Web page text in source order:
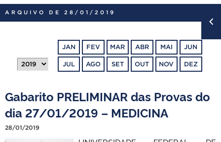
EDITAIS
INTERNACIONAL
TELEFONES
ARQUIVO DE 28/01/2019
JAN FEV MAR ABR MAI JUN
JUL AGO SET OUT NOV DEZ
Gabarito PRELIMINAR das Provas do
dia 27/01/2019 – MEDICINA
28/01/2019